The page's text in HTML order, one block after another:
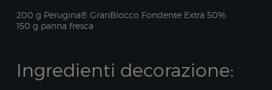
200 g Perugina® GranBlocco Fondente Extra 50%
150 g panna fresca
Ingredienti decorazione: